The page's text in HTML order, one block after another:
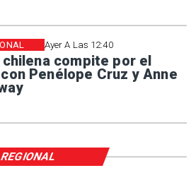
Ayer A Las 12:40
compite por el
Penélope Cruz y Anne
REGIONAL